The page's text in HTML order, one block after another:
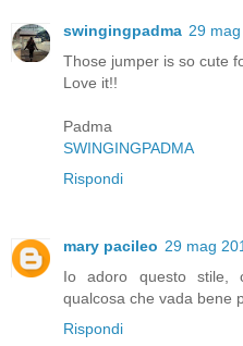
swingingpadma 29
Those jumper is so cute
Love it!!
Padma
SWINGINGPADMA
Rispondi
mary pacileo 29 mag
Io adoro questo stile,
qualcosa che vada bene
Rispondi